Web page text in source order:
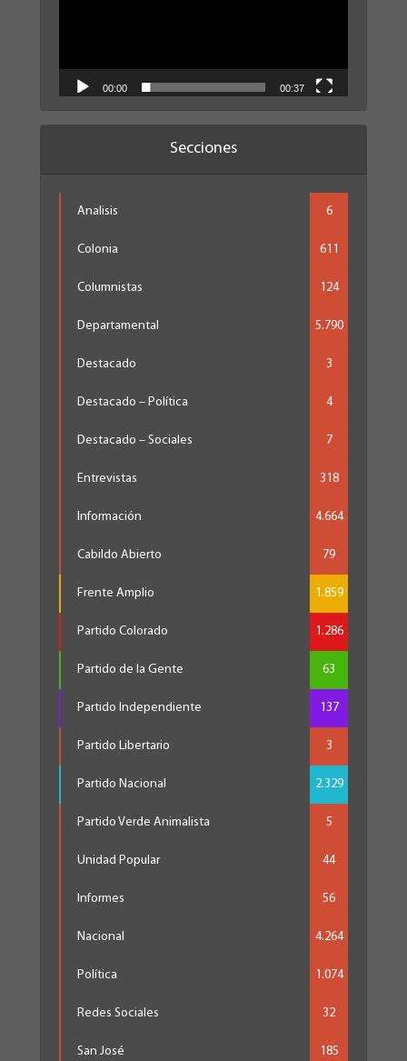
00:00 00:37
Secciones
Analisis 6
Colonia 611
Columnistas 124
Departamental 5.790
Destacado 3
Destacado – Política 4
Destacado – Sociales 7
Entrevistas 318
Información 4.664
Cabildo Abierto 79
Frente Amplio 1.859
Partido Colorado 1.286
Partido de la Gente 63
Partido Independiente 137
Partido Libertario 3
Partido Nacional 2.329
Partido Verde Animalista 5
Unidad Popular 44
Informes 56
Nacional 4.264
Política 1.074
Redes Sociales 32
San José 185